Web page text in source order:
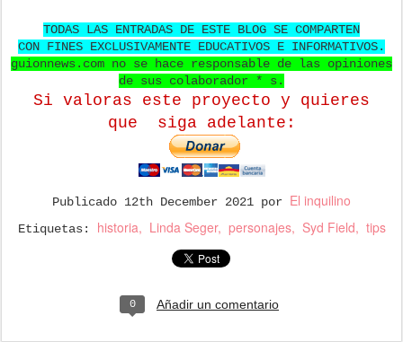
TODAS LAS ENTRADAS DE ESTE BLOG SE COMPARTEN
CON FINES EXCLUSIVAMENTE EDUCATIVOS E INFORMATIVOS.
guionnews.com no se hace responsable de las opiniones
de sus colaborador * s.
Si valoras este proyecto y quieres
que siga adelante:
Publicado 12th December 2021 por El inquilino
Etiquetas: historia Linda Seger personajes Syd Field tips
0 Añadir un comentario